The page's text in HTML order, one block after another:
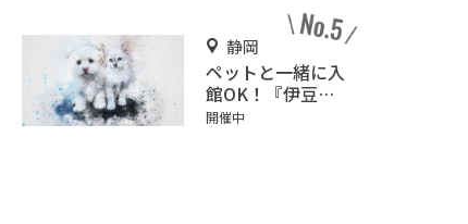
静岡
ペットと一緒に入
館OK！『伊豆高
原メルヘンの森美
開催中